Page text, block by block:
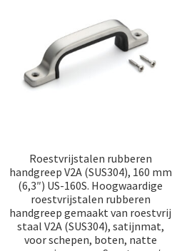
Roestvrijstalen rubberen
handgreep V2A (SUS304), 160 mm
(6,3″) US-160S. Hoogwaardige
roestvrijstalen rubberen
handgreep gemaakt van roestvrij
staal V2A (SUS304), satijnmat,
voor schepen, boten, natte